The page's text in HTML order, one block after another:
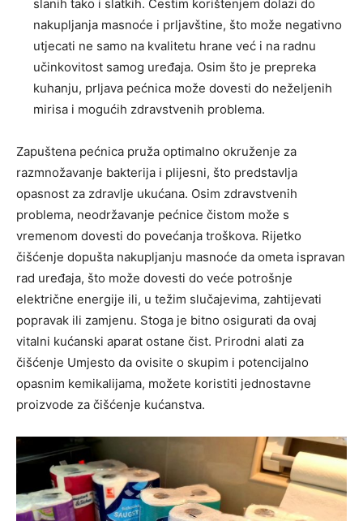
slanih tako i slatkih. Čestim korištenjem dolazi do
nakupljanja masnoće i prljavštine, što može negativno
utjecati ne samo na kvalitetu hrane već i na radnu
učinkovitost samog uređaja. Osim što je prepreka
kuhanju, prljava pećnica može dovesti do neželjenih
mirisa i mogućih zdravstvenih problema.
Zapuštena pećnica pruža optimalno okruženje za
razmnožavanje bakterija i plijesni, što predstavlja
opasnost za zdravlje ukućana. Osim zdravstvenih
problema, neodržavanje pećnice čistom može s
vremenom dovesti do povećanja troškova. Rijetko
čišćenje dopušta nakupljanju masnoće da ometa ispravan
rad uređaja, što može dovesti do veće potrošnje
električne energije ili, u težim slučajevima, zahtijevati
popravak ili zamjenu. Stoga je bitno osigurati da ovaj
vitalni kućanski aparat ostane čist. Prirodni alati za
čišćenje Umjesto da ovisite o skupim i potencijalno
opasnim kemikalijama, možete koristiti jednostavne
proizvode za čišćenje kućanstva.